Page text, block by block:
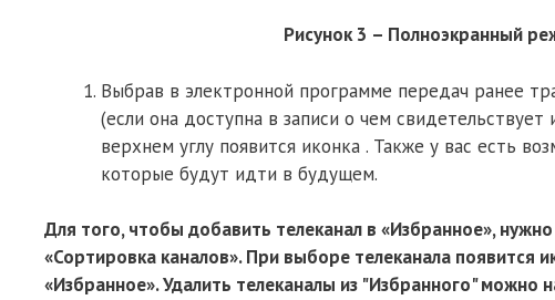
Рисунок 3 – Полноэкранный
Выбрав в электронной программе передач ранее
(если она доступна в записи о чем
верхнем углу появится иконка . Также у вас есть
которые будут идти в будущем.
Для того, чтобы добавить телеканал в «Избранное»,
«Сортировка каналов». При выборе телеканала появится
«Избранное». Удалить телеканалы из "Избранного" можно